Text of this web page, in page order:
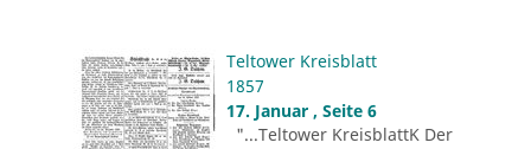
Teltower Kreisblatt
1857
17. Januar , Seite 6
"...Teltower KreisblattK Der